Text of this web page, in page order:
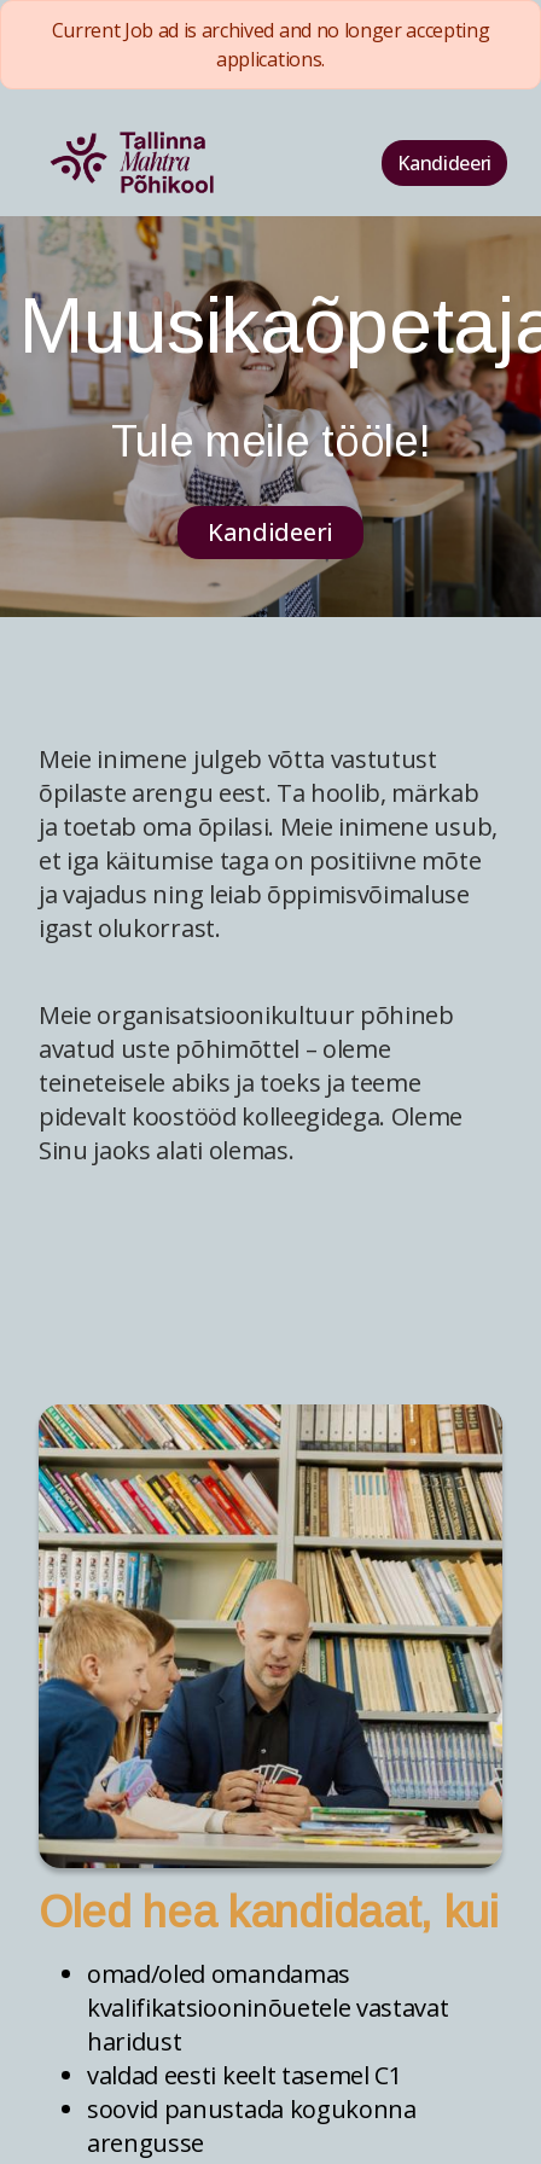
Current Job ad is archived and no longer accepting
applications.
Kandideeri
Tule meile tööle!
Kandideeri
Meie inimene julgeb võtta vastutust
õpilaste arengu eest. Ta hoolib, märkab
ja toetab oma õpilasi. Meie inimene usub,
et iga käitumise taga on positiivne mõte
ja vajadus ning leiab õppimisvõimaluse
igast olukorrast.
Meie organisatsioonikultuur põhineb
avatud uste põhimõttel – oleme
teineteisele abiks ja toeks ja teeme
pidevalt koostööd kolleegidega. Oleme
Sinu jaoks alati olemas.
Oled hea kandidaat, kui
omad/oled omandamas
kvalifikatsiooninõuetele vastavat
haridust
valdad eesti keelt tasemel C1
soovid panustada kogukonna
arengusse